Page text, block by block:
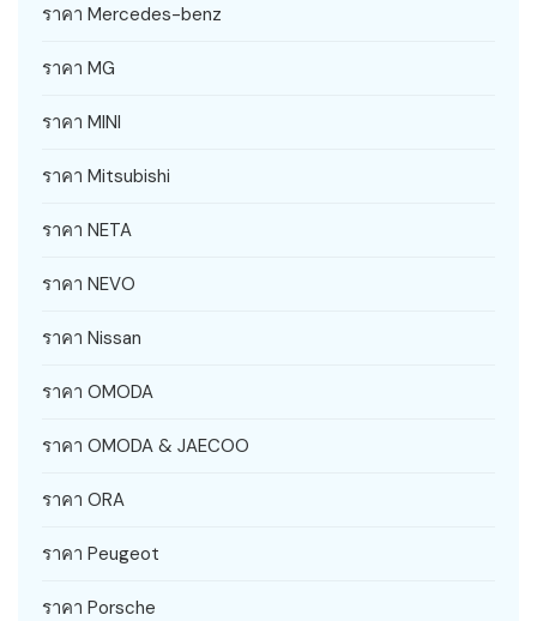
ราคา Mercedes-benz
ราคา MG
ราคา MINI
ราคา Mitsubishi
ราคา NETA
ราคา NEVO
ราคา Nissan
ราคา OMODA
ราคา OMODA & JAECOO
ราคา ORA
ราคา Peugeot
ราคา Porsche